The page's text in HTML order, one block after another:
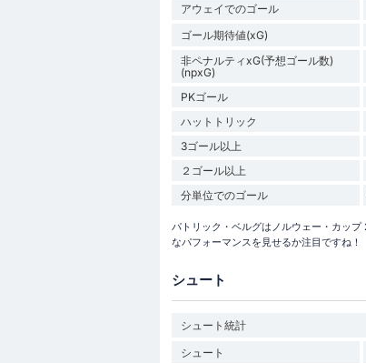
アウェイでのゴール
ゴール期待値(xG)
非ペナルティxG(予想ゴール数)
(npxG)
PKゴール
ハットトリック
3ゴール以上
２ゴール以上
分単位でのゴール
パトリック・ベルグはノルウェー・カッ
なパフォーマンスを見せるか注目ですね！
シュート
シュート統計
シュート